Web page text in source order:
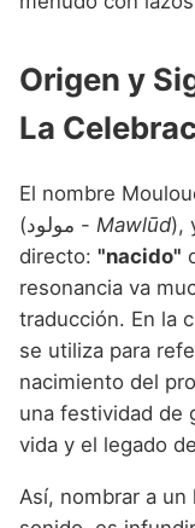
Nombres
Nombres
Nombres
Origen y
La
El nombre
(مولود - Mawlūd),
directo: "nacido"
resonancia va
traducción. En la
se utiliza para
nacimiento del
una festividad de
vida y el legado
Así, nombrar a